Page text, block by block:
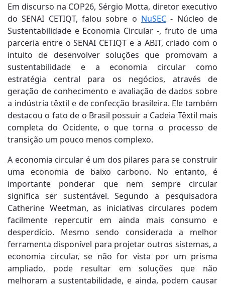
Em discurso na COP26, Sérgio Motta, diretor executivo
do SENAI CETIQT, falou sobre o NuSEC - Núcleo de
Sustentabilidade e Economia Circular -, fruto de uma
parceria entre o SENAI CETIQT e a ABIT, criado com o
intuito de desenvolver soluções que promovam a
sustentabilidade e a economia circular como
estratégia central para os negócios, através de
geração de conhecimento e avaliação de dados sobre
a indústria têxtil e de confecção brasileira. Ele também
destacou o fato de o Brasil possuir a Cadeia Têxtil mais
completa do Ocidente, o que torna o processo de
transição um pouco menos complexo.
A economia circular é um dos pilares para se construir
uma economia de baixo carbono. No entanto, é
importante ponderar que nem sempre circular
significa ser sustentável. Segundo a pesquisadora
Catherine Weetman, as iniciativas circulares podem
facilmente repercutir em ainda mais consumo e
desperdício. Mesmo sendo considerada a melhor
ferramenta disponível para projetar outros sistemas, a
economia circular, se não for vista por um prisma
ampliado, pode resultar em soluções que não
melhoram a sustentabilidade, e ainda, podem causar